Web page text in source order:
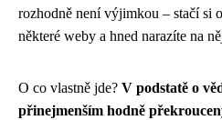
rozhodně není výjimkou – stačí si
některé weby a hned narazíte na
O co vlastně jde? V podstatě o
přinejmenším hodně